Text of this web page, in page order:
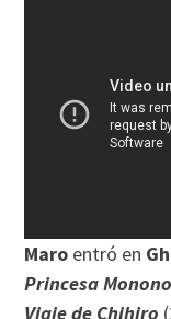
Maro entró en
Princesa
Viaje de Chihiro